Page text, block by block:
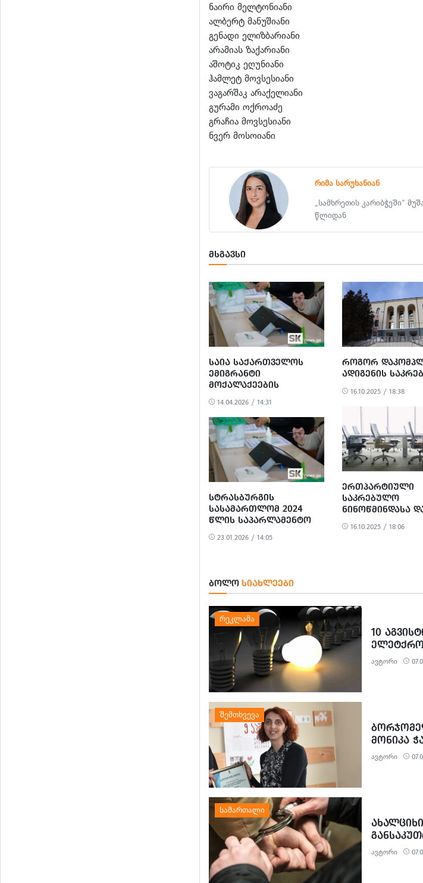
ნაირი მელტონიანი
ალბერტ მანუშიანი
გენადი ელიზბარიანი
არამიას ზაქარიანი
აშოტიკ ეღუნიანი
ჰამლეტ მოვსესიანი
ვაგარშაკ არაქელიანი
გურამი ოქროაძე
გრაჩია მოვსესიანი
ნვერ მოსოიანი
რიმა სარუხანიან
„სამხრეთის კარიბჭეში“
წლიდან
ᲛᲡᲒᲐᲕᲡᲘ
ᲡᲐᲘᲐ ᲡᲐᲥᲐᲠᲗᲕᲔᲚᲝᲡ
ᲔᲛᲘᲒᲠᲐᲜᲢᲘ
ᲛᲝᲥᲐᲚᲐᲥᲔᲔᲑᲘᲡ
ᲡᲐᲐᲠᲩᲔᲕᲜᲝ ᲣᲤᲚᲔᲑᲘᲡ
ᲓᲐᲡᲐᲪᲐᲕᲐᲓ
ᲡᲢᲠᲐᲢᲔᲒᲘᲣᲚ
ᲡᲐᲛᲐᲠᲗᲐᲚᲬᲐᲠᲛᲝᲔᲑᲐᲡ
ᲘᲬᲧᲔᲑᲡ
14.04.2026 / 14:31
ᲡᲢᲠᲐᲡᲑᲣᲠᲒᲘᲡ
ᲡᲐᲡᲐᲛᲐᲠᲗᲚᲝᲛ 2024
ᲬᲚᲘᲡ ᲡᲐᲞᲐᲠᲚᲐᲛᲔᲜᲢᲝ
ᲐᲠᲩᲔᲕᲜᲔᲑᲗᲐᲜ
ᲓᲐᲙᲐᲕᲨᲘᲠᲔᲑᲘᲗ
ᲓᲐᲘᲬᲧᲝ
23.01.2026 / 14:05
ᲠᲝᲒᲝᲠ
ᲐᲓᲘᲒᲔᲜᲘᲡ
16.10.2025 / 18:38
ᲔᲠᲗᲞᲐᲠᲢᲘᲣᲚᲘ
ᲡᲐᲙᲠᲔᲑᲣᲚᲝ
ᲜᲘᲜᲝᲬᲛᲘᲜᲓᲐᲡᲐ
ᲐᲮᲐᲚᲥᲐᲚᲐᲥᲨᲘ
16.10.2025 / 18:06
ᲑᲝᲚᲝ ᲡᲘᲐᲮᲚᲔᲔᲑᲘ
10
ავტორი
ᲛᲝᲜᲘᲙᲐ
ავტორი
ავტორი